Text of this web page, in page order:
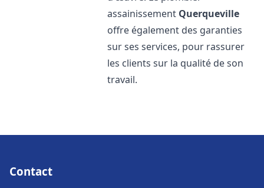
assainissement Querqueville
offre également des garanties
sur ses services, pour rassurer
les clients sur la qualité de son
travail.
Contact